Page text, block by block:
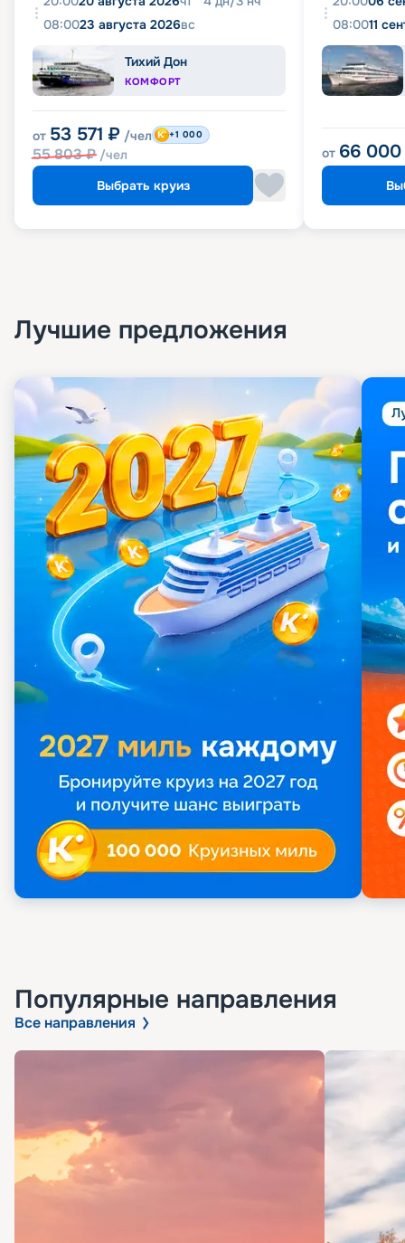
08:0023 августа 2026вс
Тихий Дон
КОМФОРТ
от 53 571 ₽ /чел
55 803₽ /чел
+1 000
Выбрать круиз
08:0011
от 66 000
Лучшие предложения
Популярные направления
Все направления